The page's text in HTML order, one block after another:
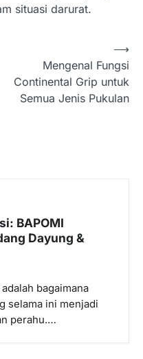
situasi darurat.
Mengenal Fungsi
Continental Grip untuk
Semua Jenis Pukulan
⟶
BAPOMI
Dayung &
bagaimana
selama ini menjadi
perahu.…